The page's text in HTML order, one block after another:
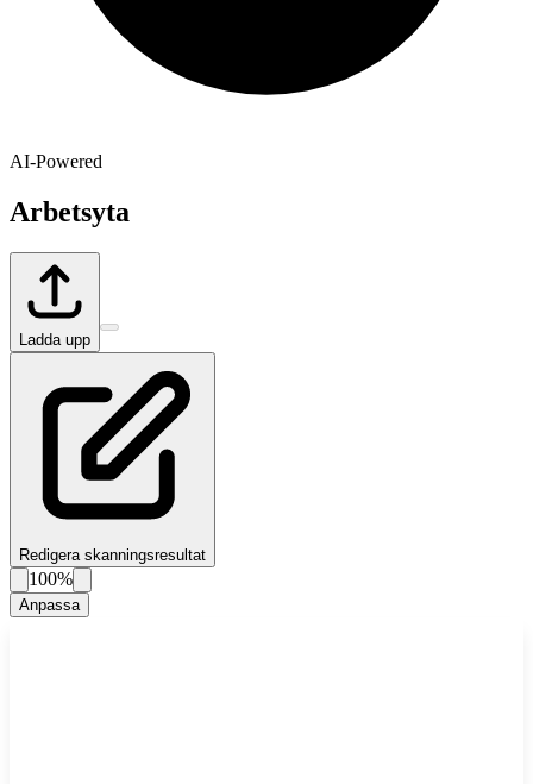
AI-Powered
Arbetsyta
Ladda upp
Redigera skanningsresultat
100%
Anpassa